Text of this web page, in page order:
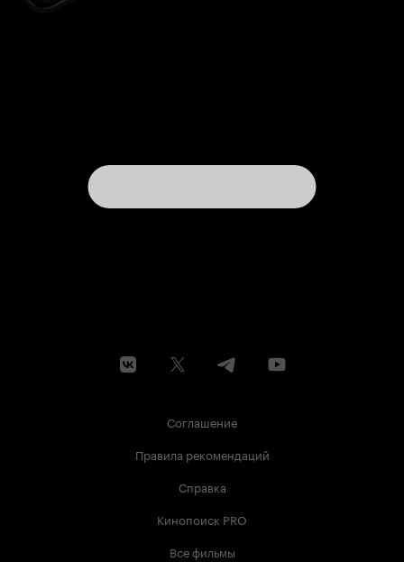
Соглашение
Правила рекомендаций
Справка
Кинопоиск PRO
Все фильмы